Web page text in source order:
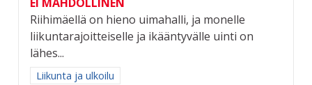
EI MAHDOLLINEN
Riihimäellä on hieno uimahalli, ja monelle
liikuntarajoitteiselle ja ikääntyvälle uinti on
lähes...
Rajaa tulokset aihepiirin mukaan: Liikunta ja ulkoilu
Liikunta ja ulkoilu